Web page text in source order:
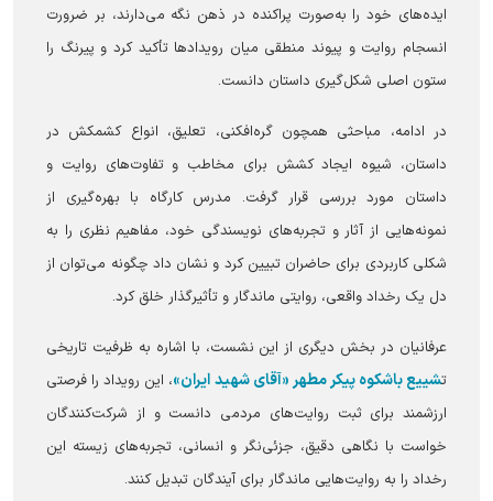
ایده‌های خود را به‌صورت پراکنده در ذهن نگه می‌دارند، بر ضرورت
انسجام روایت و پیوند منطقی میان رویدادها تأکید کرد و پیرنگ را
ستون اصلی شکل‌گیری داستان دانست.
در ادامه، مباحثی همچون گره‌افکنی، تعلیق، انواع کشمکش در
داستان، شیوه ایجاد کشش برای مخاطب و تفاوت‌های روایت و
داستان مورد بررسی قرار گرفت. مدرس کارگاه با بهره‌گیری از
نمونه‌هایی از آثار و تجربه‌های نویسندگی خود، مفاهیم نظری را به
شکلی کاربردی برای حاضران تبیین کرد و نشان داد چگونه می‌توان از
دل یک رخداد واقعی، روایتی ماندگار و تأثیرگذار خلق کرد.
عرفانیان در بخش دیگری از این نشست، با اشاره به ظرفیت تاریخی
تشییع باشکوه پیکر مطهر «آقای شهید ایران»، این رویداد را فرصتی
ارزشمند برای ثبت روایت‌های مردمی دانست و از شرکت‌کنندگان
خواست با نگاهی دقیق، جزئی‌نگر و انسانی، تجربه‌های زیسته این
رخداد را به روایت‌هایی ماندگار برای آیندگان تبدیل کنند.